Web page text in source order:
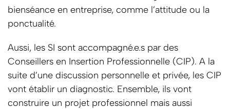
bienséance en entreprise, comme l’attitude ou la
ponctualité.
Aussi, les SI sont accompagné.e.s par des
Conseillers en Insertion Professionnelle (CIP). A la
suite d’une discussion personnelle et privée, les CIP
vont établir un diagnostic. Ensemble, ils vont
construire un projet professionnel mais aussi